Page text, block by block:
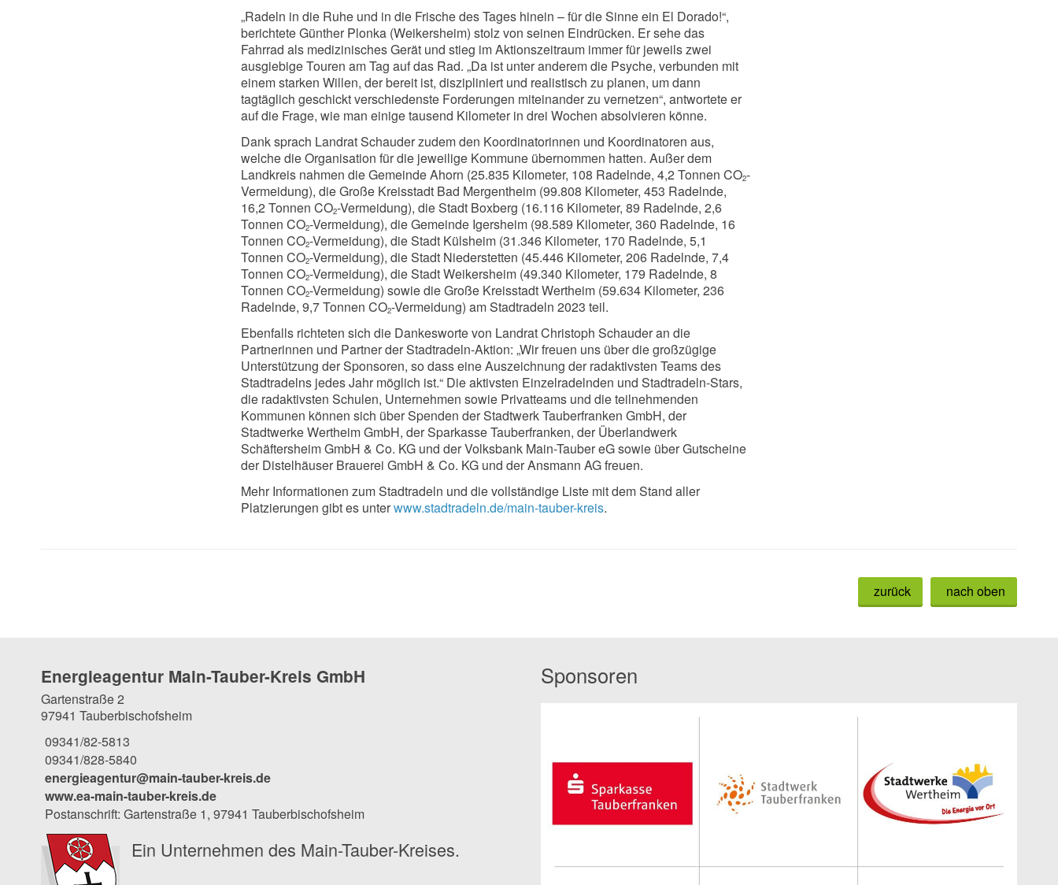
„Radeln in die Ruhe und in die Frische des Tages hinein – für die Sinne ein El Dorado!“,
berichtete Günther Plonka (Weikersheim) stolz von seinen Eindrücken. Er sehe das
Fahrrad als medizinisches Gerät und stieg im Aktionszeitraum immer für jeweils zwei
ausgiebige Touren am Tag auf das Rad. „Da ist unter anderem die Psyche, verbunden mit
einem starken Willen, der bereit ist, diszipliniert und realistisch zu planen, um dann
tagtäglich geschickt verschiedenste Forderungen miteinander zu vernetzen“, antwortete er
auf die Frage, wie man einige tausend Kilometer in drei Wochen absolvieren könne.
Dank sprach Landrat Schauder zudem den Koordinatorinnen und Koordinatoren aus,
welche die Organisation für die jeweilige Kommune übernommen hatten. Außer dem
Landkreis nahmen die Gemeinde Ahorn (25.835 Kilometer, 108 Radelnde, 4,2 Tonnen CO2-
Vermeidung), die Große Kreisstadt Bad Mergentheim (99.808 Kilometer, 453 Radelnde,
16,2 Tonnen CO2-Vermeidung), die Stadt Boxberg (16.116 Kilometer, 89 Radelnde, 2,6
Tonnen CO2-Vermeidung), die Gemeinde Igersheim (98.589 Kilometer, 360 Radelnde, 16
Tonnen CO2-Vermeidung), die Stadt Külsheim (31.346 Kilometer, 170 Radelnde, 5,1
Tonnen CO2-Vermeidung), die Stadt Niederstetten (45.446 Kilometer, 206 Radelnde, 7,4
Tonnen CO2-Vermeidung), die Stadt Weikersheim (49.340 Kilometer, 179 Radelnde, 8
Tonnen CO2-Vermeidung) sowie die Große Kreisstadt Wertheim (59.634 Kilometer, 236
Radelnde, 9,7 Tonnen CO2-Vermeidung) am Stadtradeln 2023 teil.
Ebenfalls richteten sich die Dankesworte von Landrat Christoph Schauder an die
Partnerinnen und Partner der Stadtradeln-Aktion: „Wir freuen uns über die großzügige
Unterstützung der Sponsoren, so dass eine Auszeichnung der radaktivsten Teams des
Stadtradelns jedes Jahr möglich ist.“ Die aktivsten Einzelradelnden und Stadtradeln-Stars,
die radaktivsten Schulen, Unternehmen sowie Privatteams und die teilnehmenden
Kommunen können sich über Spenden der Stadtwerk Tauberfranken GmbH, der
Stadtwerke Wertheim GmbH, der Sparkasse Tauberfranken, der Überlandwerk
Schäftersheim GmbH & Co. KG und der Volksbank Main-Tauber eG sowie über Gutscheine
der Distelhäuser Brauerei GmbH & Co. KG und der Ansmann AG freuen.
Mehr Informationen zum Stadtradeln und die vollständige Liste mit dem Stand aller
Platzierungen gibt es unterwww.stadtradeln.de/main-tauber-kreis.
nach oben
zurück
Energieagentur Main-Tauber-Kreis GmbH
Gartenstraße 2
97941 Tauberbischofsheim
09341/82-5813
09341/828-5840
energieagentur@main-tauber-kreis.de
www.ea-main-tauber-kreis.de
Postanschrift: Gartenstraße 1, 97941 Tauberbischofsheim
Ein Unternehmen des Main-Tauber-Kreises.
Sponsoren